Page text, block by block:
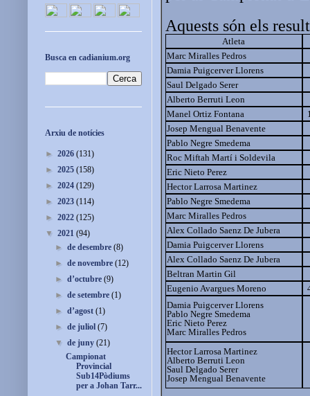
Aquests són els
Atleta
Marc Miralles Pedros
Damia Puigcerver Llorens
Saul Delgado Serer
Alberto Berruti Leon
Manel Ortiz Fontana
Josep Mengual Benavente
Pablo Negre Smedema
Roc Miftah Martí i Soldevila
Eric Nieto Perez
Hector Larrosa Martinez
Pablo Negre Smedema
Marc Miralles Pedros
Alex Collado Saenz De Jubera
Damia Puigcerver Llorens
Alex Collado Saenz De Jubera
Beltran Martin Gil
Eugenio Avargues Moreno
Damia Puigcerver Llorens
Pablo Negre Smedema
Eric Nieto Perez
Marc Miralles Pedros
Hector Larrosa Martinez
Alberto Berruti Leon
Saul Delgado Serer
Josep Mengual Benavente
Busca en cadianium.org
Arxiu de notícies
► 2026 (131)
► 2025 (158)
► 2024 (129)
► 2023 (114)
► 2022 (125)
▼ 2021 (94)
►de desembre(8)
►de novembre(12)
►d’octubre(9)
►de setembre(1)
►d’agost(1)
►de juliol(7)
▼de juny(21)
Campionat
Provincial
Sub14Pòdiums
per a Johan Tarr...